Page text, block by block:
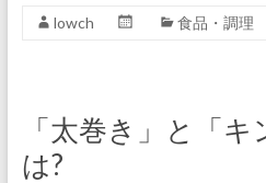
lowch 食品・調理
「太巻き」と「
は?